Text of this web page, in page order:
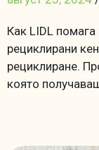
Как LIDL
рециклирани
рециклиране.
която